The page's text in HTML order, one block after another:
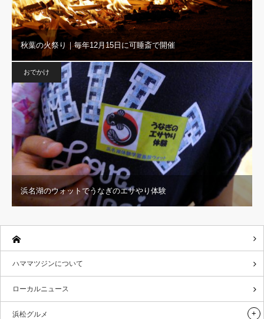
秋葉の火祭り｜毎年12月15日に可睡斎で開催
おでかけ
浜名湖のウォットでうなぎのエサやり体験
ハママツジンについて
ローカルニュース
浜松グルメ